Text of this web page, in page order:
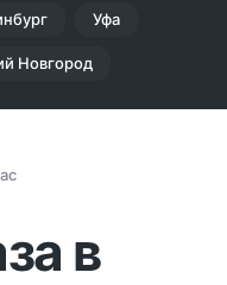
Уфа
Новгород
в